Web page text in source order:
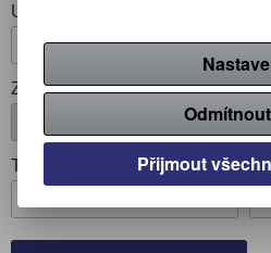
Ulice: , č.p.::
Země:
E-
Telefon:
Přijmout